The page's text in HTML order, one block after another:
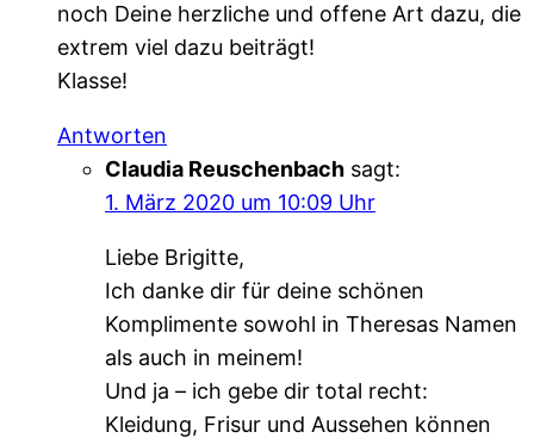
noch Deine herzliche und offene Art dazu, die
extrem viel dazu beiträgt!
Klasse!
Antworten
Claudia Reuschenbach sagt:
1. März 2020 um 10:09 Uhr
Liebe Brigitte,
Ich danke dir für deine schönen
Komplimente sowohl in Theresas Namen
als auch in meinem!
Und ja – ich gebe dir total recht:
Kleidung, Frisur und Aussehen können